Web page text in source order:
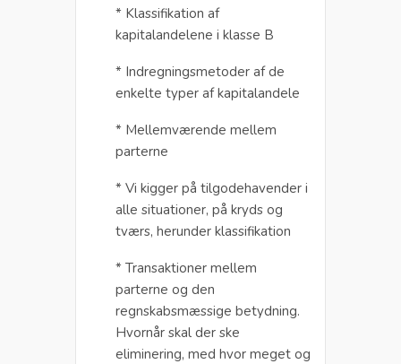
* Klassifikation af
kapitalandelene i klasse B
* Indregningsmetoder af de
enkelte typer af kapitalandele
* Mellemværende mellem
parterne
* Vi kigger på tilgodehavender i
alle situationer, på kryds og
tværs, herunder klassifikation
* Transaktioner mellem
parterne og den
regnskabsmæssige betydning.
Hvornår skal der ske
eliminering, med hvor meget og